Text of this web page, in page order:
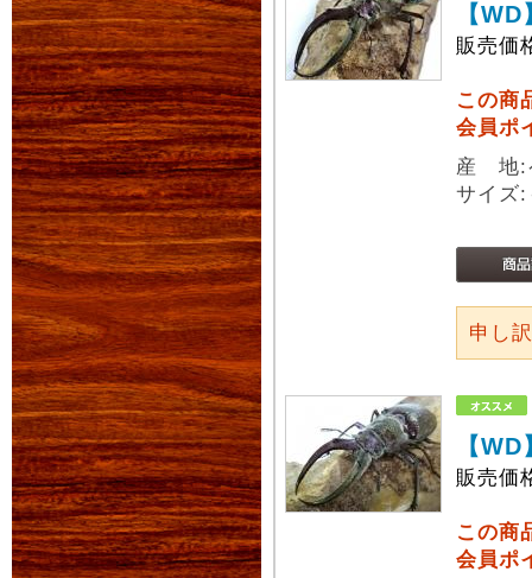
【
販売価
この商
会員ポ
産 地:
サイ
申し
【
販売価
この商
会員ポ